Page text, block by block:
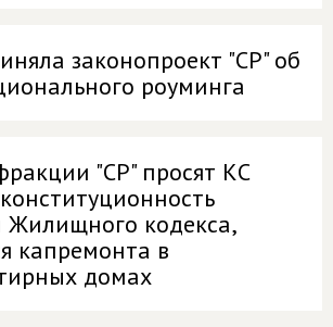
законопроект "СР" об
роуминга
"СР" просят КС
Жилищного кодекса,
капремонта в
домах